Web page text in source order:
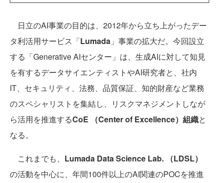
日立のAI事業の目的は、2012年から立ち上がったデー
タ利活用サービス「Lumada 」事業の拡大だ。今回設立
する「Generative AIセンター」は、生成AIに対して知見
を有するデータサイエンティストやAI研究者と、社内
IT、セキュリティ、法務、品質保証、知的財産など業務
のスペシャリストを集結し、リスクマネジメントしなが
ら活用を推進するCoE （Center of Excellence）組織と
なる。
これまでも、 Lumada Data Science Lab. （LDSL）
の活動を中心に、年間100件以上のAI関連のPOCを推進